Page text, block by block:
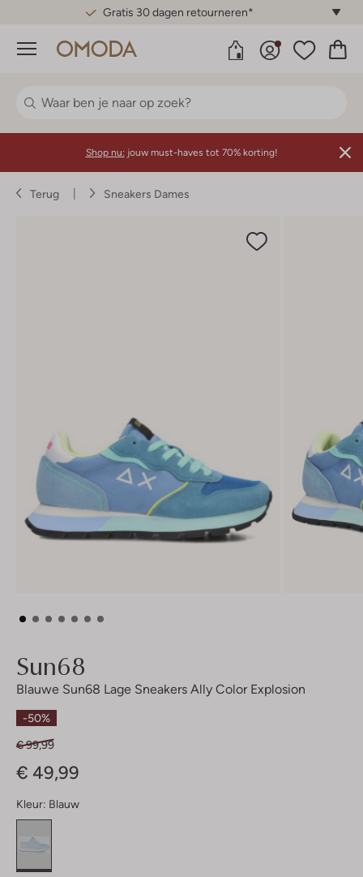
Gratis 30 dagen retourneren*
Menu
Shop nu: jouw must-haves tot 70% korting!
Terug Sneakers Dames
Sun68
Blauwe Sun68 Lage Sneakers Ally Color Explosion
-50%
€ 99,99
€ 49,99
Kleur: Blauw